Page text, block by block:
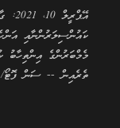
ކައުންސިލަރުންނާއި
ތެރެއިން -- ސަން